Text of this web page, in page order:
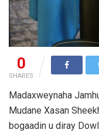
0
SHARES
Madaxweynaha
Mudane Xasan
bogaadin u diray